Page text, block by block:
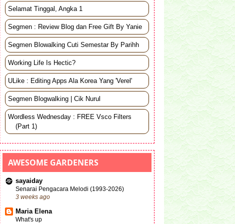
May 18
(2)
►May 15(2)
►May 14(3)
►May 13(2)
►May 12(1)
May 10
(3)
▼May 08(2)
Bukit Melawati
Segmen Blowalking Cuti Semestar
By Parihh
►May 07(3)
►May 05(2)
►April(25)
Selamat Tinggal, Angka 1
Segmen : Review Blog dan Free Gift By Yanie
Segmen Blowalking Cuti Semestar By Parihh
Working Life Is Hectic?
ULike : Editing Apps Ala Korea Yang 'Verel'
Segmen Blogwalking | Cik Nurul
Wordless Wednesday : FREE Vsco Filters
(Part 1)
AWESOME GARDENERS
sayaiday
Senarai Pengacara Melodi (1993-2026)
3 weeks ago
Maria Elena
What's up